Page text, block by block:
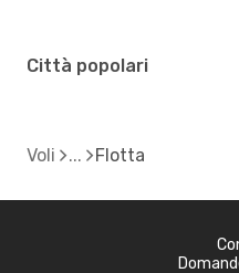
Città popolari
Voli Flotta